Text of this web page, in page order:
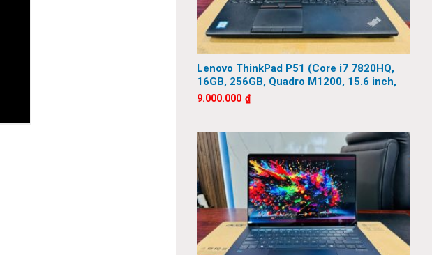
Lenovo ThinkPad P51 (Core i7 7820HQ,
16GB, 256GB, Quadro M1200, 15.6 inch,
FHD)
9.000.000 ₫